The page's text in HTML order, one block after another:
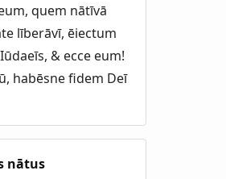
quem nātīvā
līberāvī, ēiectum
& ecce eum!
habēsne fidem Deī
nātus